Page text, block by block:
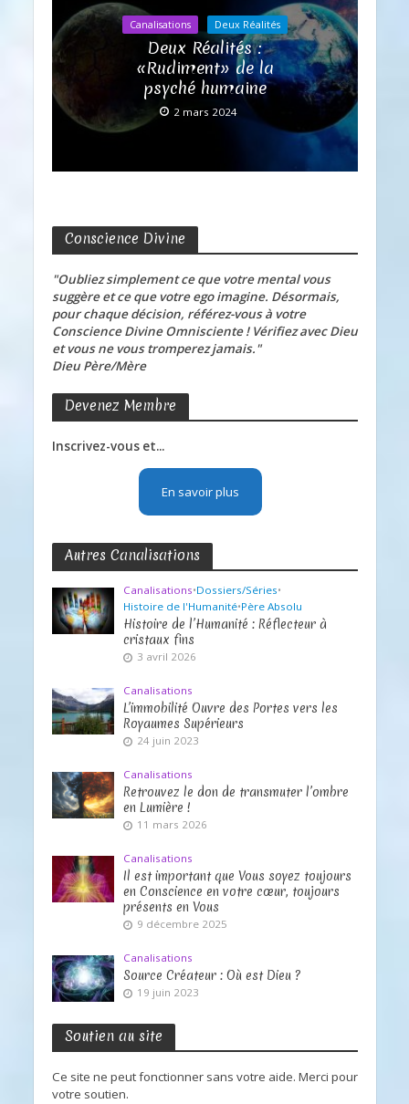
Canalisations Deux Réalités
Deux Réalités :
«Rudiment» de la
psyché humaine
2 mars 2024
Conscience Divine
"Oubliez simplement ce que votre mental vous
suggère et ce que votre ego imagine. Désormais,
pour chaque décision, référez-vous à votre
Conscience Divine Omnisciente ! Vérifiez avec Dieu
et vous ne vous tromperez jamais."
Dieu Père/Mère
Devenez Membre
Inscrivez-vous et...
En savoir plus
Autres Canalisations
Canalisations•Dossiers/Séries•
Histoire de l'Humanité•Père Absolu
Histoire de l’Humanité : Réflecteur à
cristaux fins
3 avril 2026
Canalisations
L’immobilité Ouvre des Portes vers les
Royaumes Supérieurs
24 juin 2023
Canalisations
Retrouvez le don de transmuter l’ombre
en Lumière !
11 mars 2026
Canalisations
Il est important que Vous soyez toujours
en Conscience en votre cœur, toujours
présents en Vous
9 décembre 2025
Canalisations
Source Créateur : Où est Dieu ?
19 juin 2023
Soutien au site
Ce site ne peut fonctionner sans votre aide. Merci pour
votre soutien.